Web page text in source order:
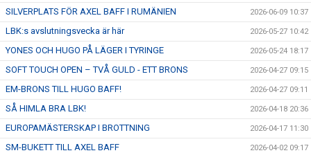
SILVERPLATS FÖR AXEL BAFF I RUMÄNIEN 2026-06-09 10:37
LBK:s avslutningsvecka är här 2026-05-27 10:42
YONES OCH HUGO PÅ LÄGER I TYRINGE 2026-05-24 18:17
SOFT TOUCH OPEN – TVÅ GULD - ETT BRONS 2026-04-27 09:15
EM-BRONS TILL HUGO BAFF! 2026-04-27 09:11
SÅ HIMLA BRA LBK! 2026-04-18 20:36
EUROPAMÄSTERSKAP I BROTTNING 2026-04-17 11:30
SM-BUKETT TILL AXEL BAFF 2026-04-02 09:17